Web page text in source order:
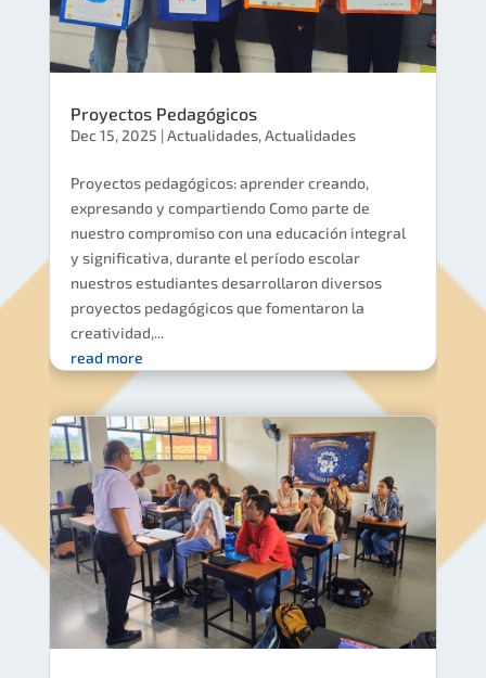
Proyectos Pedagógicos
Dec 15, 2025 |Actualidades,Actualidades
Proyectos pedagógicos: aprender creando,
expresando y compartiendo Como parte de
nuestro compromiso con una educación integral
y significativa, durante el período escolar
nuestros estudiantes desarrollaron diversos
proyectos pedagógicos que fomentaron la
creatividad,...
read more